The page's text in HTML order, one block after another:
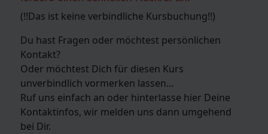
(!!Das ist keine verbindliche Kursbuchung!!)
Du hast Fragen oder möchtest persönlichen
Kontakt?
Oder möchtest Dich für diesen Kurs
unverbindlich vormerken lassen...
Ruf uns einfach an oder hinterlasse hier Deine
Kontaktinfos, wir melden uns dann umgehend
bei Dir.